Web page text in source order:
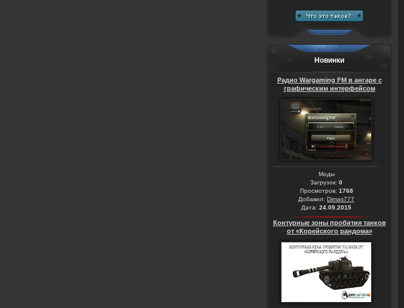
Новинки
Радио Wargaming FM в ангаре с
графическим интерфейсом
Моды
Загрузок: 0
Просмотров: 1768
Добавил: Dimas777
Дата: 24.09.2015
Контурные зоны пробития танков
от «Корейского рандома»